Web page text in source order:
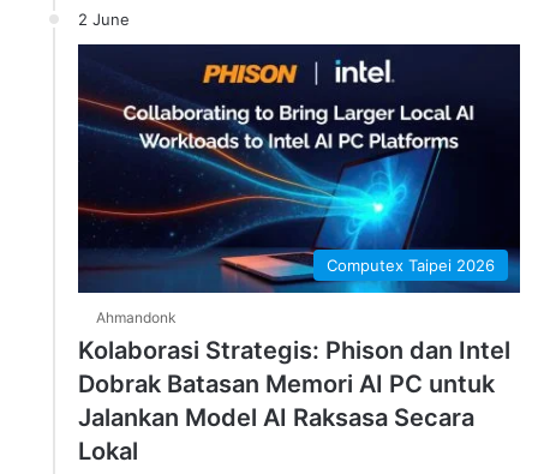
2 June
Computex Taipei 2026
Ahmandonk
Kolaborasi Strategis: Phison dan Intel
Dobrak Batasan Memori AI PC untuk
Jalankan Model AI Raksasa Secara
Lokal